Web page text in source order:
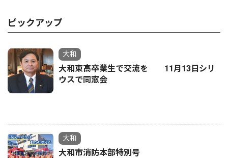
ピックアップ
大和
大和東高卒業生で交流を 11月13日シリ
ウスで同窓会
大和
大和市消防本部特別号